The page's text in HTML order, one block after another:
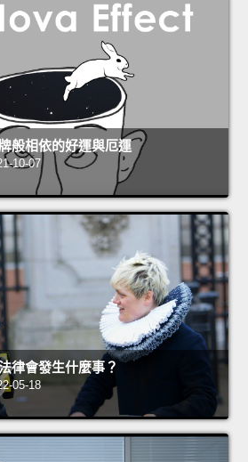
般相依的好運與厄運
10-07
律會發生什麼事？
05-18